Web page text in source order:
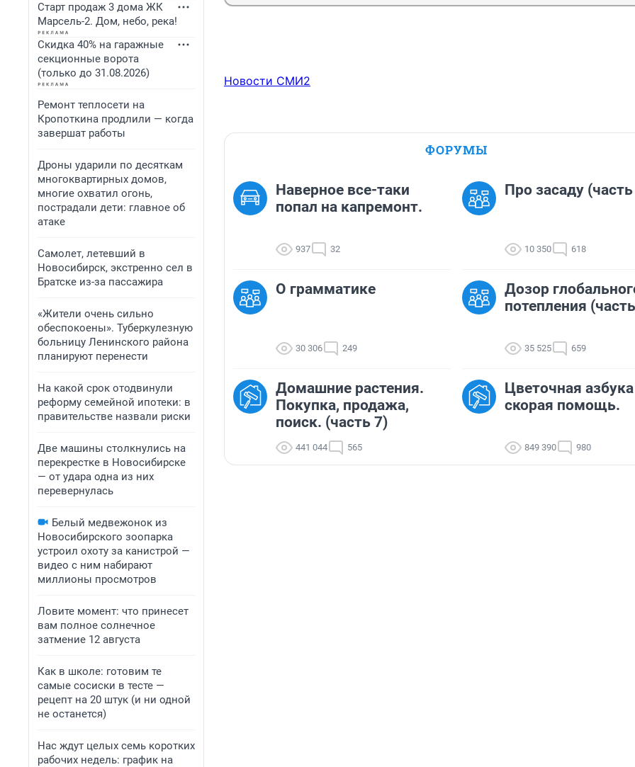
Старт продаж 3 дома ЖК
Марсель-2. Дом, небо, река!
Скидка 40% на гаражные
секционные ворота
(только до 31.08.2026)
Ремонт теплосети на
Кропоткина продлили — когда
завершат работы
Дроны ударили по десяткам
многоквартирных домов,
многие охватил огонь,
пострадали дети: главное об
атаке
Самолет, летевший в
Новосибирск, экстренно сел в
Братске из-за пассажира
«Жители очень сильно
обеспокоены». Туберкулезную
больницу Ленинского района
планируют перенести
На какой срок отодвинули
реформу семейной ипотеки: в
правительстве назвали риски
Две машины столкнулись на
перекрестке в Новосибирске
— от удара одна из них
перевернулась
Белый медвежонок из
Новосибирского зоопарка
устроил охоту за канистрой —
видео с ним набирают
миллионы просмотров
Ловите момент: что принесет
вам полное солнечное
затмение 12 августа
Как в школе: готовим те
самые сосиски в тесте —
рецепт на 20 штук (и ни одной
не останется)
Нас ждут целых семь коротких
рабочих недель: график на
Новости СМИ2
ФОРУМЫ
Наверное все-таки
попал на капремонт.
937 32
Про засаду
10 350 618
О грамматике
30 306 249
Дозор
потепления
35 525 659
Домашние растения.
Покупка, продажа,
поиск. (часть 7)
441 044 565
Цветочная
скорая помощь.
849 390 980